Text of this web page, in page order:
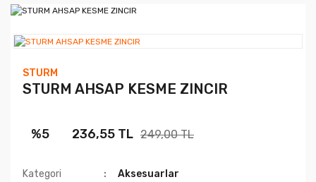
STURM
STURM AHSAP KESME ZINCIR
%5 236,55 TL 249,00 TL
Kategori
Aksesuarlar